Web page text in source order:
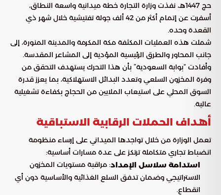
حج 1447هـ، نفذت وزارة التجارة خطة ميدانية واسعة النطاق،
أسفرت عن إتمام أكثر من 42 ألف جولة تفتيشية خلال شهر ذي
القعدة وحده.
شملت هذه العمليات المكثفة مكة المكرمة والمدينة المنورة، إلى
جانب المحاور والطرق الرئيسية المؤدية إلى المشاعر المقدسة.
وأفادت “بوابة السعودية” بأن هذا التحرك يستهدف التحقق من
وفرة المخزون السلعي وتعدد البدائل الاستهلاكية، بما يعزز قدرة
السوق المحلي على استيعاب الملايين من الحجاج بكفاءة تشغيلية
عالية.
أهداف الحملات الرقابية الاستباقية
تعمل الوزارة من خلال تواجدها الميداني على إرساء منظومة
انضباط تجاري متكاملة ترتكز على عدة مسارات أساسية:
استدامة سلاسل الإمداد: مراقبة مستويات المخزون
الاستراتيجي وضمان تدفق السلع الغذائية والأساسية دون أي
انقطاع.